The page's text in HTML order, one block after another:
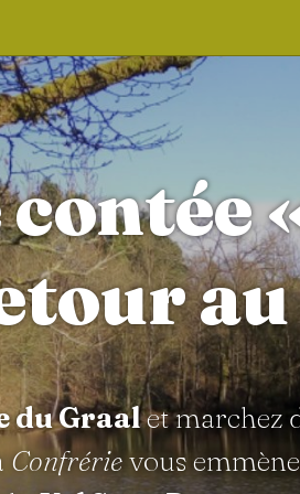
du Graalet marchez
Confrérievous